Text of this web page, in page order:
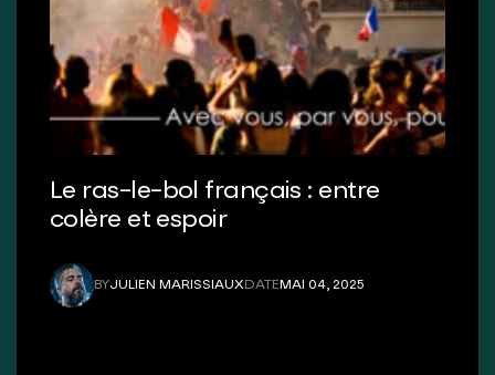
Le ras-le-bol français : entre
colère et espoir
BYJULIEN MARISSIAUXDATE MAI 04, 2025